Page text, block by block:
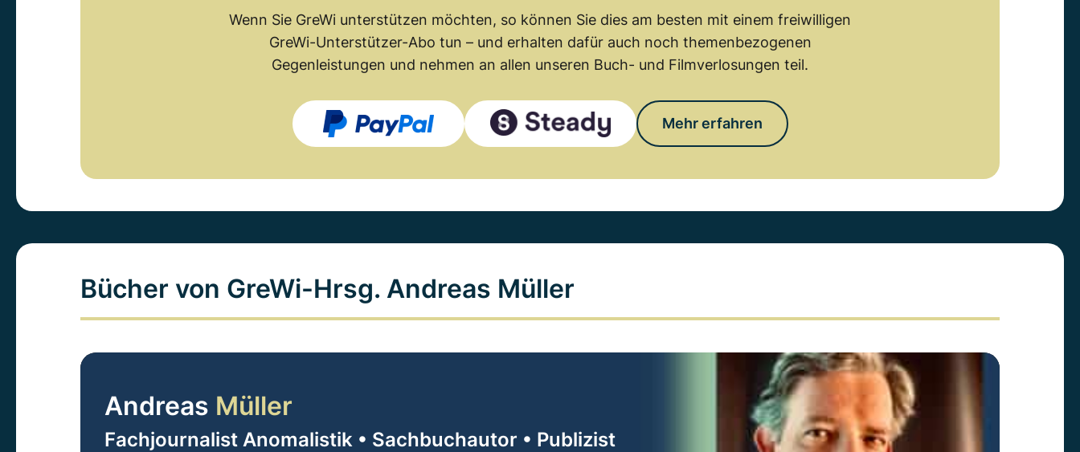
Wenn Sie GreWi unterstützen möchten, so können Sie dies am besten mit einem freiwilligen
GreWi-Unterstützer-Abo tun – und erhalten dafür auch noch themenbezogenen
Gegenleistungen und nehmen an allen unseren Buch- und Filmverlosungen teil.
Mehr erfahren
Bücher von GreWi-Hrsg. Andreas Müller
Andreas Müller
Fachjournalist Anomalistik • Sachbuchautor • Publizist